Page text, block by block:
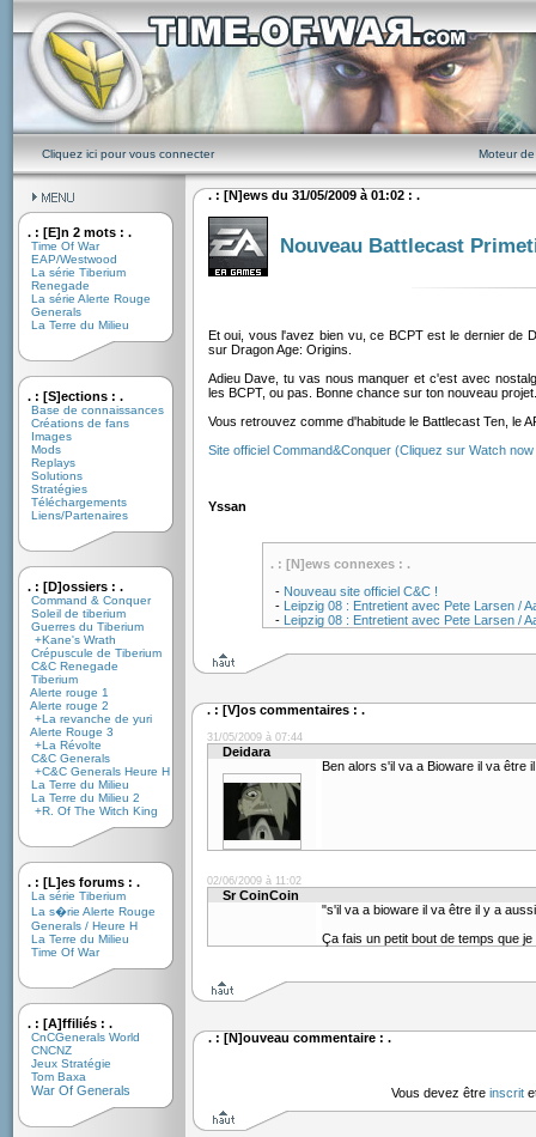
Cliquez ici pour vous connecter Moteur
. : [E]n 2 mots : .
Time Of War
EAP/Westwood
La série Tiberium
Renegade
La série Alerte Rouge
Generals
La Terre du Milieu
. : [S]ections : .
Base de connaissances
Créations de fans
Images
Mods
Replays
Solutions
Stratégies
Téléchargements
Liens/Partenaires
. : [D]ossiers : .
Command & Conquer
Soleil de tiberium
Guerres du Tiberium
+Kane's Wrath
Crépuscule de Tiberium
C&C Renegade
Tiberium
Alerte rouge 1
Alerte rouge 2
+La revanche de yuri
Alerte Rouge 3
+La Révolte
C&C Generals
+C&C Generals Heure H
La Terre du Milieu
La Terre du Milieu 2
+R. Of The Witch King
. : [L]es forums : .
La série Tiberium
La s�rie Alerte Rouge
Generals / Heure H
La Terre du Milieu
Time Of War
. : [A]ffiliés : .
CnCGenerals World
CNCNZ
Jeux Stratégie
Tom Baxa
War Of Generals
. : [N]ews du 31/05/2009 à 01:02 : .
Nouveau Battlecast
Et oui, vous l'avez bien vu, ce BCPT est le dernier de
sur Dragon Age: Origins.
Adieu Dave, tu vas nous manquer et c'est avec
les BCPT, ou pas. Bonne chance sur ton nouveau projet.
Vous retrouvez comme d'habitude le Battlecast Ten, le
Site officiel Command&Conquer (Cliquez sur Watch
Yssan
. : [N]ews connexes : .
- Nouveau site officiel C&C !
- Leipzig 08 : Entretient avec Pete Larsen /
- Leipzig 08 : Entretient avec Pete Larsen /
. : [V]os commentaires : .
31/05/2009 à 07:44
Deidara
Ben alors s'il va a Bioware il va être
02/06/2009 à 11:02
Sr CoinCoin
"s'il va a bioware il va être il y a
Ça fais un petit bout de temps que
. : [N]ouveau commentaire : .
Vous devez être inscrit